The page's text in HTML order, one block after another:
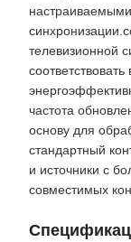
телевизионной
частота
основу для
стандартный
и источники с
совместимых